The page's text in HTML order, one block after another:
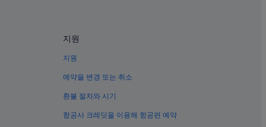
지원
지원
예약을 변경 또는 취소
환불 절차와 시기
항공사 크레딧을 이용해 항공편 예약